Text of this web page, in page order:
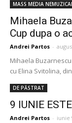
MASS MEDIA
Mihaela
Cup dupa o
Andrei Partos -
Mihaela
cu Elina Svitolina,
DE PĂSTRAT
9 IUNIE
Andrei Partos - iunie